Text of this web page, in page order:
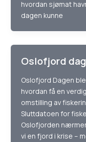
hvordan sjømat
dagen kunne
Oslofjord
Oslofjord Dagen
hvordan få en
omstilling av
Sluttdatoen for
Oslofjorden
vi en fjord i krise –